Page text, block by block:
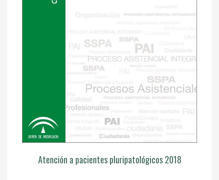
Atención a pacientes pluripatológicos 2018